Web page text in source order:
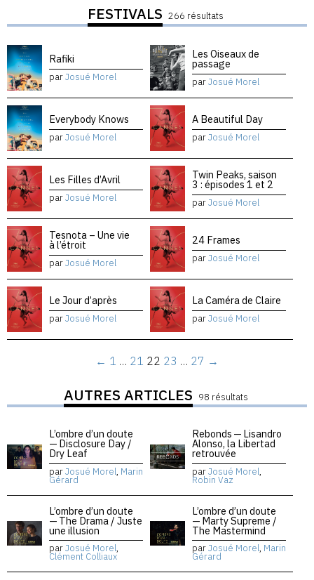
FESTIVALS 266 résultats
Rafiki
parJosué Morel
Les Oiseaux de
passage
parJosué Morel
Everybody Knows
parJosué Morel
A Beautiful Day
parJosué Morel
Les Filles d’Avril
parJosué Morel
Twin Peaks, saison
3 : épisodes 1 et 2
parJosué Morel
Tesnota – Une vie
à l’étroit
parJosué Morel
24 Frames
parJosué Morel
Le Jour d’après
parJosué Morel
La Caméra de Claire
parJosué Morel
← 1 … 21 22 23 … 27 →
AUTRES ARTICLES 98 résultats
L’ombre d’un doute
— Disclosure Day /
Dry Leaf
parJosué Morel, Marin
Gérard
Rebonds — Lisandro
Alonso, la Libertad
retrouvée
parJosué Morel,
Robin Vaz
L’ombre d’un doute
— The Drama / Juste
une illusion
parJosué Morel,
Clément Colliaux
L’ombre d’un doute
— Marty Supreme /
The Mastermind
parJosué Morel, Marin
Gérard